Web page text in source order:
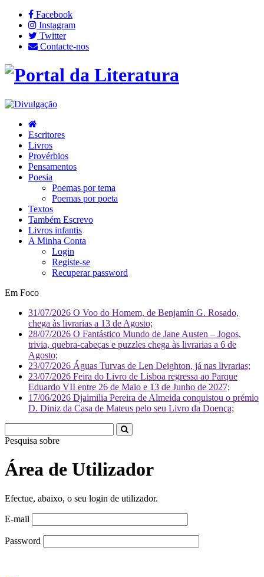
Facebook
Instagram
Twitter
Contacte-nos
Escritores
Livros
Provérbios
Pensamentos
Poesia
Poemas por tema
Poemas por poeta
Textos
Também Escrevo
Livros infantis
A Minha Conta
Login
Registe-se
Recuperar password
Em Foco
31/07/2026 O Voo do Homem, de Benjamín G. Rosado,
chega às livrarias a 13 de Agosto;
28/07/2026 O Fantástico Mundo de Jane Austen – Jogos,
trivia, quebra-cabeças e puzzles chega às livrarias a 6 de
Agosto;
23/07/2026 Águas Turvas de Len Deighton, já nas livrarias;
23/07/2026 Feira do Livro de Lisboa regressa ao Parque
Eduardo VII entre 26 de Maio e 13 de Junho de 2027;
17/06/2026 Djaimilia Pereira de Almeida conquistou o prémio
D. Diniz da Casa de Mateus pelo seu Livro da Doença;
Pesquisa sobre
Área de Utilizador
Efectue, abaixo, o seu login de utilizador.
E-mail
Password